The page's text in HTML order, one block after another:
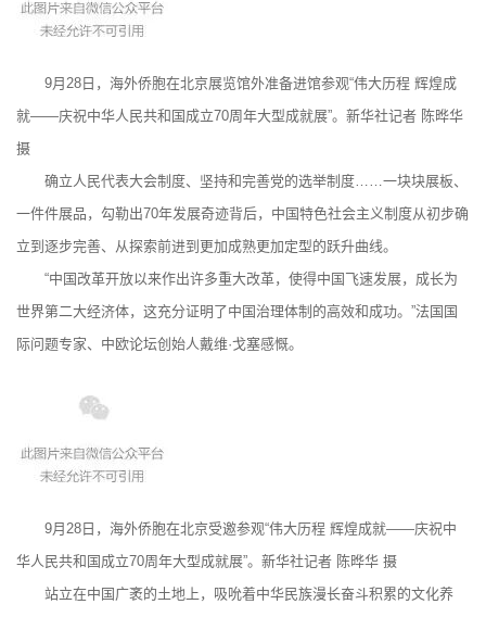
9月28日，海外侨胞在北京展览馆外准备进馆参观“伟大历程 辉煌成
就——庆祝中华人民共和国成立70周年大型成就展”。新华社记者 陈晔华
摄
确立人民代表大会制度、坚持和完善党的选举制度……一块块展板、
一件件展品，勾勒出70年发展奇迹背后，中国特色社会主义制度从初步确
立到逐步完善、从探索前进到更加成熟更加定型的跃升曲线。
“中国改革开放以来作出许多重大改革，使得中国飞速发展，成长为
世界第二大经济体，这充分证明了中国治理体制的高效和成功。”法国国
际问题专家、中欧论坛创始人戴维·戈塞感慨。
9月28日，海外侨胞在北京受邀参观“伟大历程 辉煌成就——庆祝中
华人民共和国成立70周年大型成就展”。新华社记者 陈晔华 摄
站立在中国广袤的土地上，吸吮着中华民族漫长奋斗积累的文化养